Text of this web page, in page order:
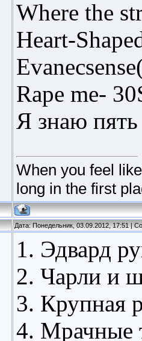
Where the
Heart-
Rape me-
Я знаю
When you feel
long in the first
Дата: Понедельник, 03.09.2012, 17:51 |
1. Эдвард
2. Чарли и
3. Крупная
4. Мрачные